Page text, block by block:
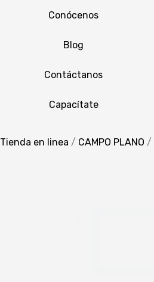
Conócenos
Blog
Contáctanos
Capacítate
Tienda en linea / CAMPO PLANO /